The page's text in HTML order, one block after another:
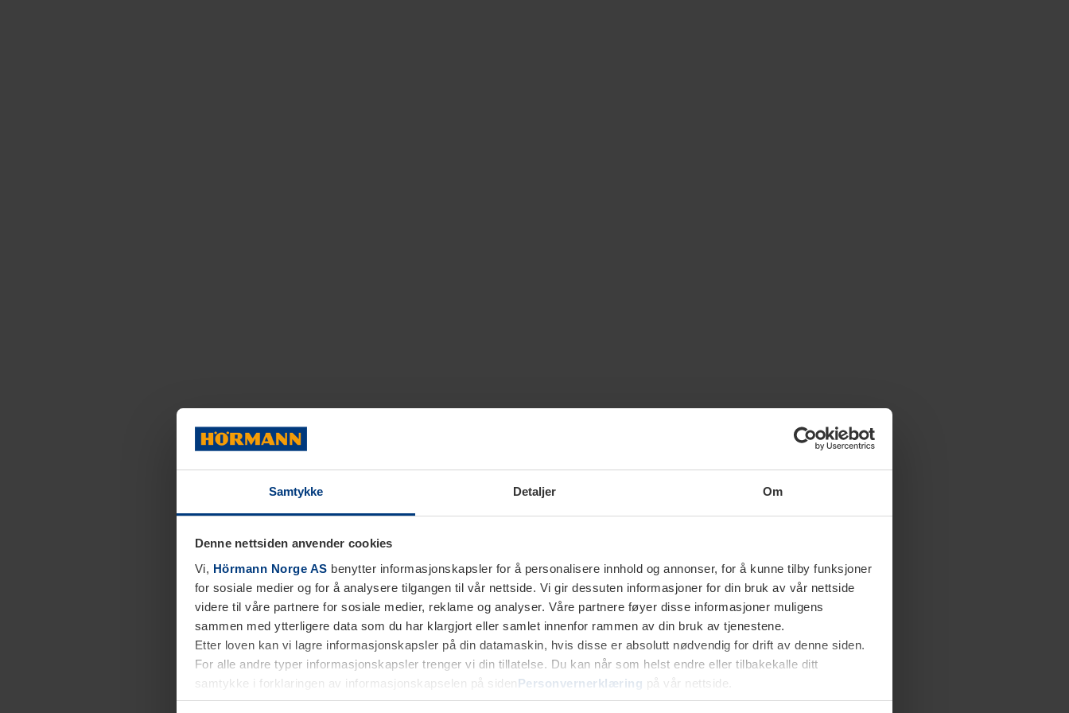
Samtykke Detaljer Om
Denne nettsiden anvender cookies
Vi, Hörmann Norge AS benytter informasjonskapsler for å personalisere innhold og annonser, for å kunne tilby funksjoner
for sosiale medier og for å analysere tilgangen til vår nettside. Vi gir dessuten informasjoner for din bruk av vår nettside
videre til våre partnere for sosiale medier, reklame og analyser. Våre partnere føyer disse informasjoner muligens
sammen med ytterligere data som du har klargjort eller samlet innenfor rammen av din bruk av tjenestene.
Etter loven kan vi lagre informasjonskapsler på din datamaskin, hvis disse er absolutt nødvendig for drift av denne siden.
For alle andre typer informasjonskapsler trenger vi din tillatelse. Du kan når som helst endre eller tilbakekalle ditt
samtykke i forklaringen av informasjonskapselen på sidenPersonvernerklæring på vår nettside.